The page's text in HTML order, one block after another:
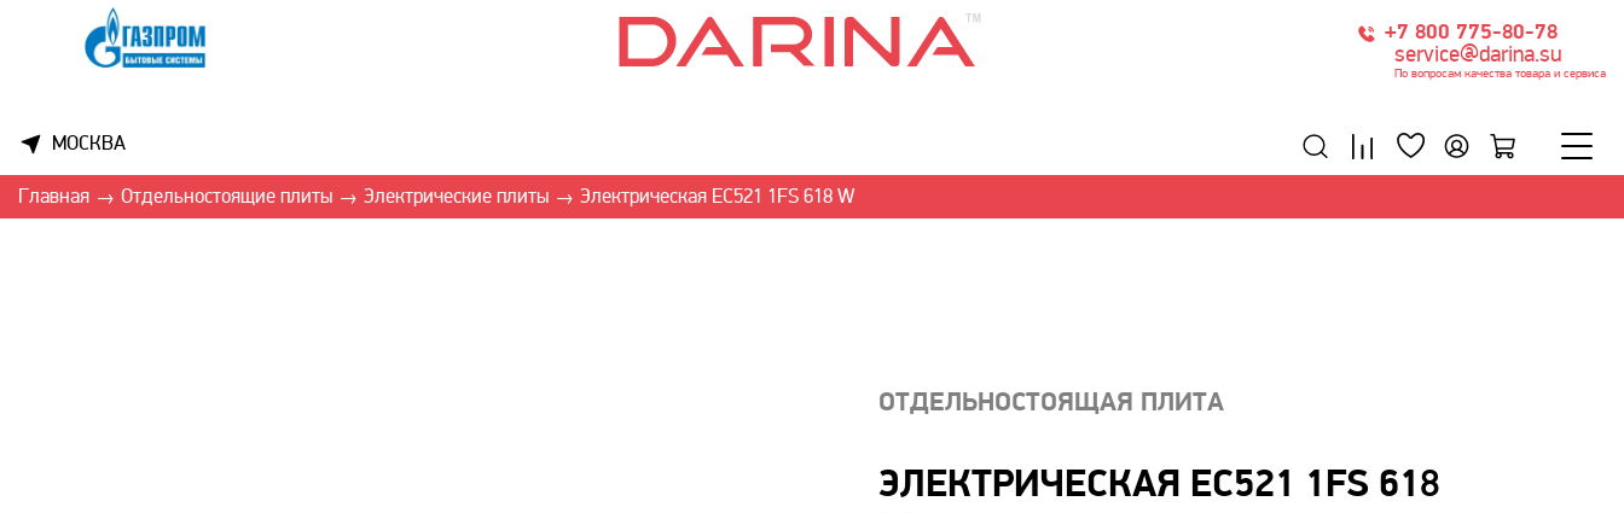
+7 800 775-80-78
service@darina.su
По вопросам качества товара и сервиса
МОСКВА
Главная → Отдельностоящие плиты → Электрические плиты → Электрическая EC521 1FS 618 W
ОТДЕЛЬНОСТОЯЩАЯ ПЛИТА
ЭЛЕКТРИЧЕСКАЯ EC521 1FS 618